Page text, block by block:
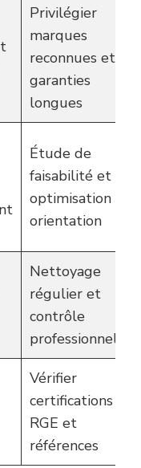
Privilégier
marques
reconnues et
garanties
longues
Étude de
faisabilité et
optimisation
orientation
Nettoyage
régulier et
contrôle
professionnel
Vérifier
certifications
RGE et
références